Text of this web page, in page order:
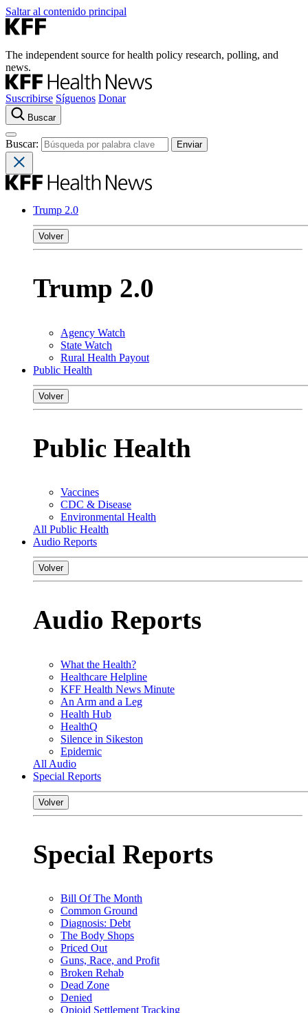
Saltar al contenido principal
The independent source for health policy research, polling, and
news.
Suscribirse Síguenos Donar
Buscar
Buscar:
Trump 2.0
Volver
Trump 2.0
Agency Watch
State Watch
Rural Health Payout
Public Health
Volver
Public Health
Vaccines
CDC & Disease
Environmental Health
All Public Health
Audio Reports
Volver
Audio Reports
What the Health?
Healthcare Helpline
KFF Health News Minute
An Arm and a Leg
Health Hub
HealthQ
Silence in Sikeston
Epidemic
All Audio
Special Reports
Volver
Special Reports
Bill Of The Month
Common Ground
Diagnosis: Debt
The Body Shops
Priced Out
Guns, Race, and Profit
Broken Rehab
Dead Zone
Denied
Opioid Settlement Tracking